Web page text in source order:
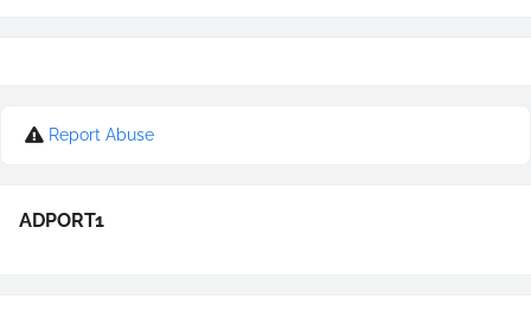
Report Abuse
ADPORT1